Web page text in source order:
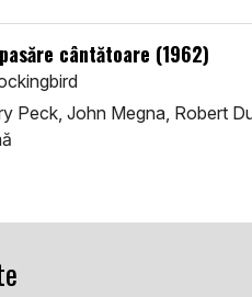
cântătoare (1962)
Peck, John Megna, Robert